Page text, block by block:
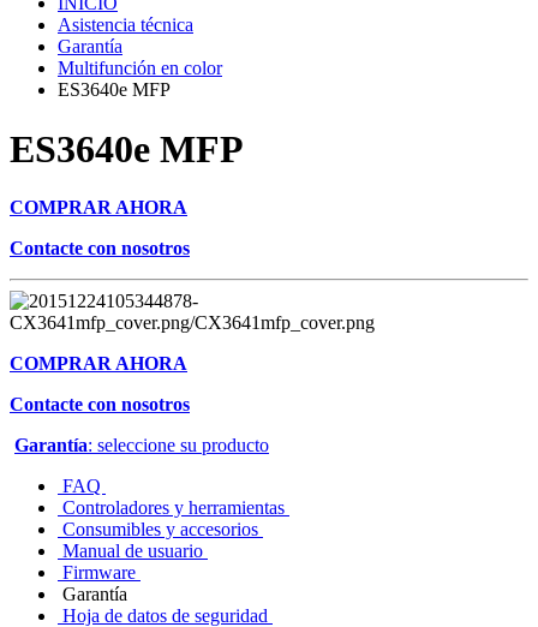
Asistencia técnica
Garantía
Multifunción en color
ES3640e MFP
ES3640e MFP
COMPRAR AHORA
Contacte con nosotros
COMPRAR AHORA
Contacte con nosotros
Garantía: seleccione su producto
FAQ
Controladores y herramientas
Consumibles y accesorios
Manual de usuario
Firmware
Garantía
Hoja de datos de seguridad